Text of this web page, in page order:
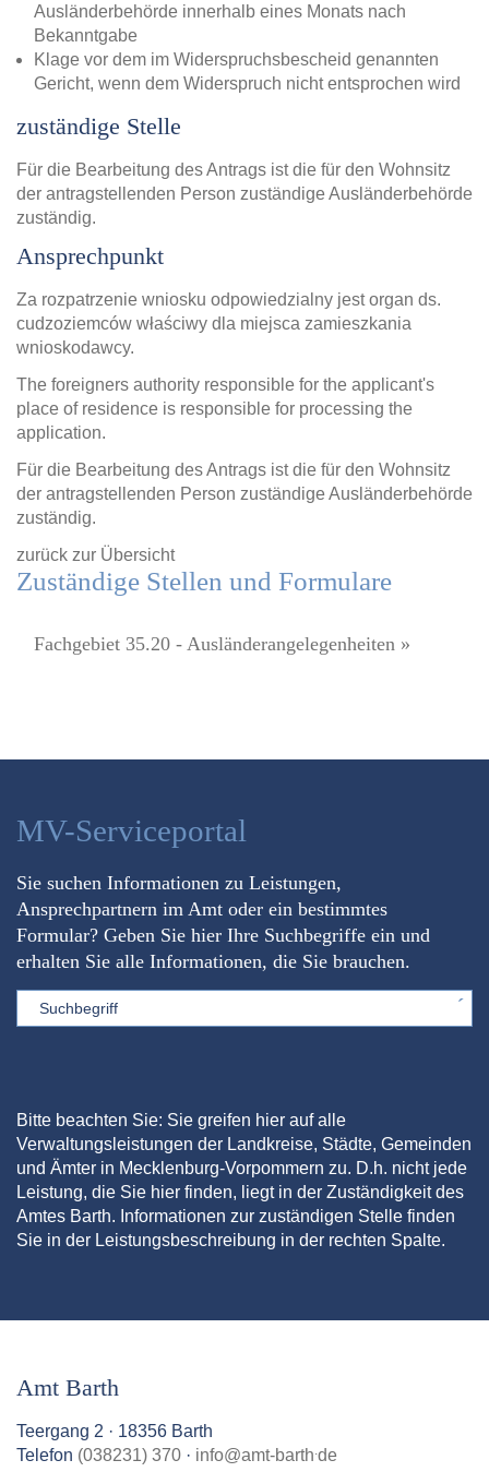
Ausländerbehörde innerhalb eines Monats nach
Bekanntgabe
Klage vor dem im Widerspruchsbescheid genannten
Gericht, wenn dem Widerspruch nicht entsprochen wird
zuständige Stelle
Für die Bearbeitung des Antrags ist die für den Wohnsitz
der antragstellenden Person zuständige Ausländerbehörde
zuständig.
Ansprechpunkt
Za rozpatrzenie wniosku odpowiedzialny jest organ ds.
cudzoziemców właściwy dla miejsca zamieszkania
wnioskodawcy.
The foreigners authority responsible for the applicant's
place of residence is responsible for processing the
application.
Für die Bearbeitung des Antrags ist die für den Wohnsitz
der antragstellenden Person zuständige Ausländerbehörde
zuständig.
zurück zur Übersicht
Zuständige Stellen und Formulare
Fachgebiet 35.20 - Ausländerangelegenheiten »
MV-Serviceportal
Sie suchen Informationen zu Leistungen,
Ansprechpartnern im Amt oder ein bestimmtes
Formular? Geben Sie hier Ihre Suchbegriffe ein und
erhalten Sie alle Informationen, die Sie brauchen.
Sword
Bitte beachten Sie: Sie greifen hier auf alle
Verwaltungsleistungen der Landkreise, Städte, Gemeinden
und Ämter in Mecklenburg-Vorpommern zu. D.h. nicht jede
Leistung, die Sie hier finden, liegt in der Zuständigkeit des
Amtes Barth. Informationen zur zuständigen Stelle finden
Sie in der Leistungsbeschreibung in der rechten Spalte.
Amt Barth
Teergang 2 · 18356 Barth
Telefon (038231) 370 · info@amt-barth.de